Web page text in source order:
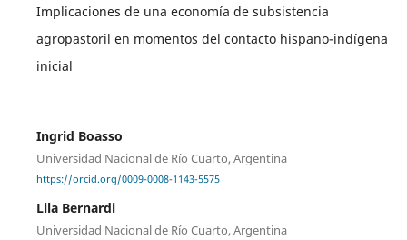
Implicaciones de una economía de subsistencia
agropastoril en momentos del contacto hispano-indígena
inicial
Ingrid Boasso
Universidad Nacional de Río Cuarto, Argentina
https://orcid.org/0009-0008-1143-5575
Lila Bernardi
Universidad Nacional de Río Cuarto, Argentina